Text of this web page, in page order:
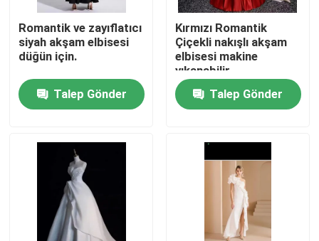
Fabrika turu
Kalite kontrol
Bize Ulaşın
Bir teklif isteği
Kullanılmış Moda Giyim
İlköğretim Çocuk Giyim
Romantik ve zayıflatıcı
siyah akşam elbisesi
düğün için.
Talep Gönder
Kırmızı Romantik
Çiçekli nakışlı akşam
elbisesi makine
yıkanabilir
Talep Gönder